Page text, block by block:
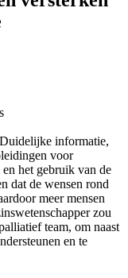
informatie,
voor
het gebruik van de
dat de wensen rond
meer mensen
zou
team, om naast
en te